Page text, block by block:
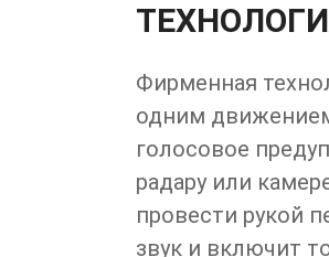
Фирменная
одним
голосовое
радару или
провести рукой
звук и включит